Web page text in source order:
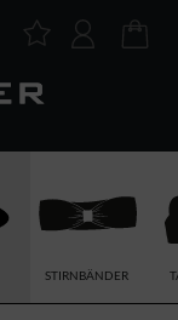
STIRNBÄNDER